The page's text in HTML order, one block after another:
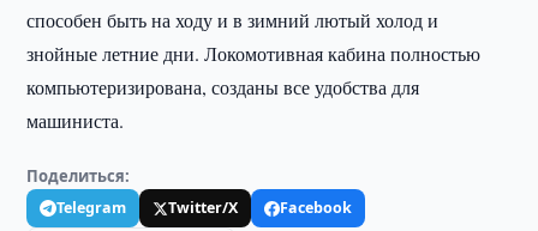
способен быть на ходу и в зимний лютый холод и
знойные летние дни. Локомотивная кабина полностью
компьютеризирована, созданы все удобства для
машиниста.
Поделиться:
Telegram Twitter/X
Facebook